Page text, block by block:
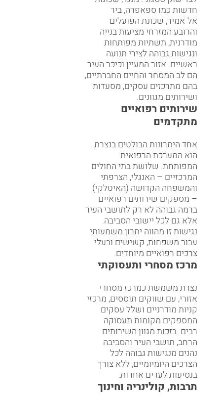
חדשות כמו ספאפרה, ביר
אל-אמיר, שכונת הפועלים
והרובע המזרחי מציעות בנייה
מודרנית, תשתיות מפותחות
ונגישות גבוהה לצירי תנועה
ראשיים. אזור המעיין וכיכר העיר
הם לב המסחר והחיים החברתיים,
בהם מתרכזים עסקים, מסעדות
ושירותים מגוונים.
שירותים רפואיים
מתקדמים
אחד היתרונות הבולטים בנצרת
הוא המערכת הרפואית
המפותחת. שלושת בתי החולים
המרכזיים – האנגלי, הצרפתי
והמשפחה הקדושה (האיטלקי)
– מספקים שירותים רפואיים
ברמה גבוהה לא רק לתושבי העיר
אלא גם לכל יישובי הסביבה.
נגישות זו מהווה יתרון משמעותי
עבור משפחות, קשישים ובעלי
צרכים רפואיים מיוחדים.
מרכז מסחרי ותעסוקתי
נצרת משמשת כמרכז מסחרי
אזורי, עם שווקים תוססים, מרכזי
קניות מודרניים ושלל עסקים
המספקים מקומות תעסוקה
רבים. בזכות מגוון השירותים
הרחב, תושבי העיר והסביבה
נהנים מנגישות גבוהה לכל
הצרכים היומיומיים, ללא צורך
בנסיעות לערים אחרות.
תרבות, קולינריה וחינוך